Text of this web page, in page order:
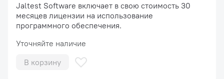
Jaltest Software включает в свою стоимость 30
месяцев лицензии на использование
программного обеспечения.
Уточняйте наличие
В корзину